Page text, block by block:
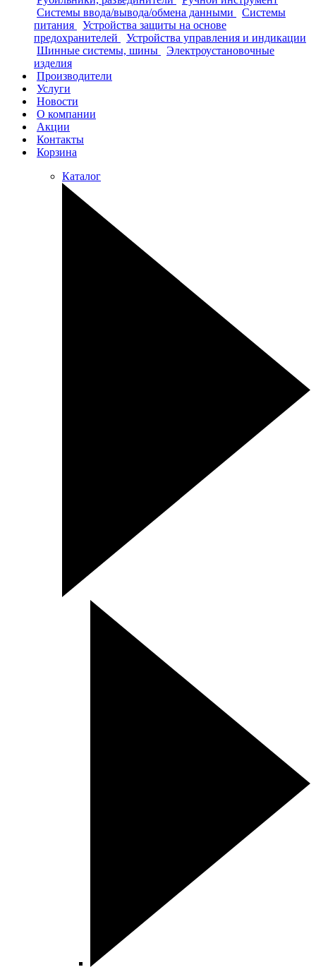
Системы ввода/вывода/обмена данными
Системы
питания
Устройства защиты на основе
предохранителей
Устройства управления и индикации
Шинные системы, шины
Электроустановочные
изделия
Производители
Услуги
Новости
О компании
Акции
Контакты
Корзина
Каталог